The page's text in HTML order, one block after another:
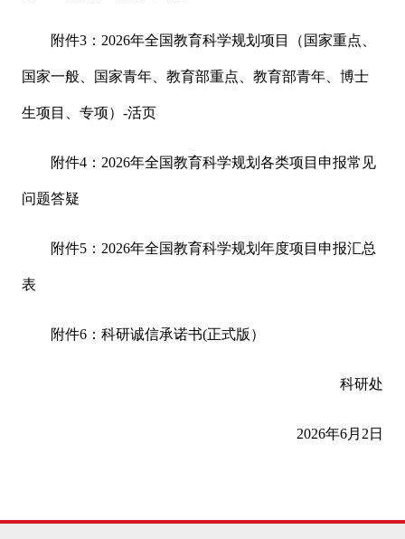
附件3：2026年全国教育科学规划项目（国家重点、
国家一般、国家青年、教育部重点、教育部青年、博士
生项目、专项）-活页
附件4：2026年全国教育科学规划各类项目申报常见
问题答疑
附件5：2026年全国教育科学规划年度项目申报汇总
表
附件6：科研诚信承诺书(正式版）
科研处
2026年6月2日